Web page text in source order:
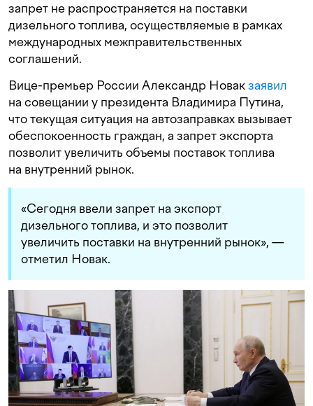
запрет не распространяется на поставки
дизельного топлива, осуществляемые в рамках
международных межправительственных
соглашений.
Вице-премьер России Александр Новакзаявил
на совещании у президента Владимира Путина,
что текущая ситуация на автозаправках вызывает
обеспокоенность граждан, а запрет экспорта
позволит увеличить объемы поставок топлива
на внутренний рынок.
«Сегодня ввели запрет на экспорт
дизельного топлива, и это позволит
увеличить поставки на внутренний рынок», —
отметил Новак.